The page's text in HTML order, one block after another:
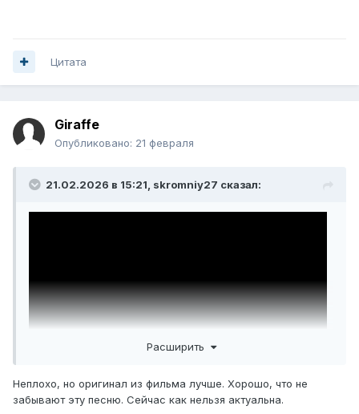
Цитата
Giraffe
Опубликовано: 21 февраля
21.02.2026 в 15:21, skromniy27 сказал:
Расширить
Неплохо, но оригинал из фильма лучше. Хорошо, что не
забывают эту песню. Сейчас как нельзя актуальна.